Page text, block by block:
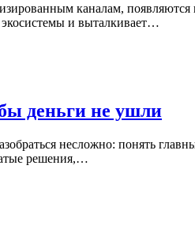
каналам,
и выталкивает…
деньги не ушли
несложно: понять
решения,…